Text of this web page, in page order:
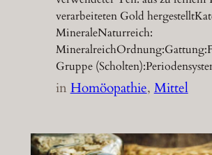
verarbeiteten Gold
MineraleNaturreich:
Gruppe
inHomöopathie, Mittel